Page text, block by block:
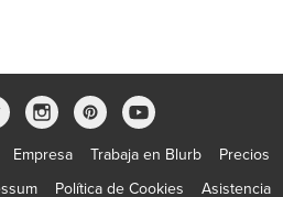
Empresa Trabaja en Blurb
Precios
Política de Cookies Asistencia